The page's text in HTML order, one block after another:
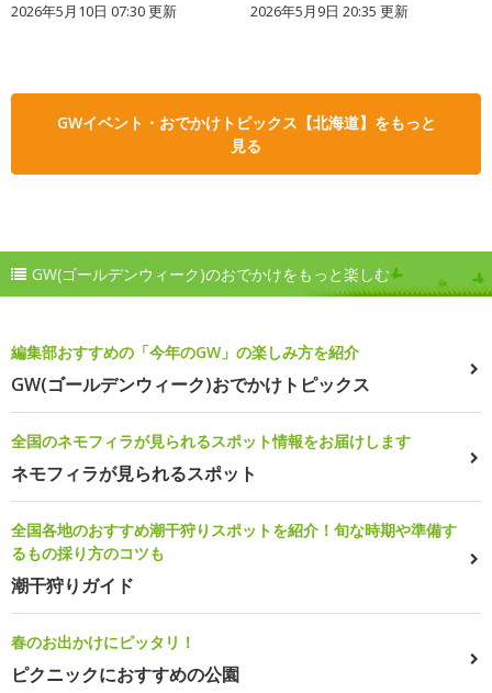
2026年5月10日 07:30 更新 2026年5月9日 20:35 更新
GWイベント・おでかけトピックス【北海道】をもっと
見る
GW(ゴールデンウィーク)のおでかけをもっと楽しむ
編集部おすすめの「今年のGW」の楽しみ方を紹介
GW(ゴールデンウィーク)おでかけトピックス
全国のネモフィラが見られるスポット情報をお届けします
ネモフィラが見られるスポット
全国各地のおすすめ潮干狩りスポットを紹介！旬な時期や準備す
るもの採り方のコツも
潮干狩りガイド
春のお出かけにピッタリ！
ピクニックにおすすめの公園